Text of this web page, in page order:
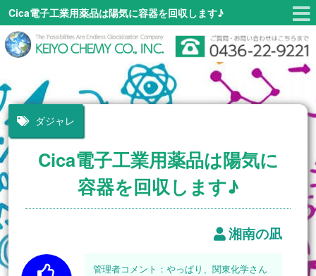
Cica電子工業用薬品は陽気に容器を回収します♪
ダジャレ
Cica電子工業用薬品は陽気に
容器を回収します♪
湘南の凪
やっぱり、関東化学さん